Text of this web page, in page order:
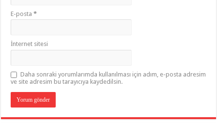
E-posta*
İnternet sitesi
Daha sonraki yorumlarımda kullanılması için adım, e-posta adresim
ve site adresim bu tarayıcıya kaydedilsin.